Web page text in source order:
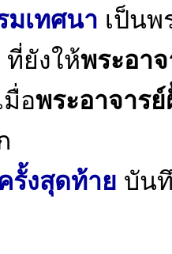
มเทศนา เป็น
ยังให้พระอา
อพระอาจาร
รั้งสุดท้าย บัน